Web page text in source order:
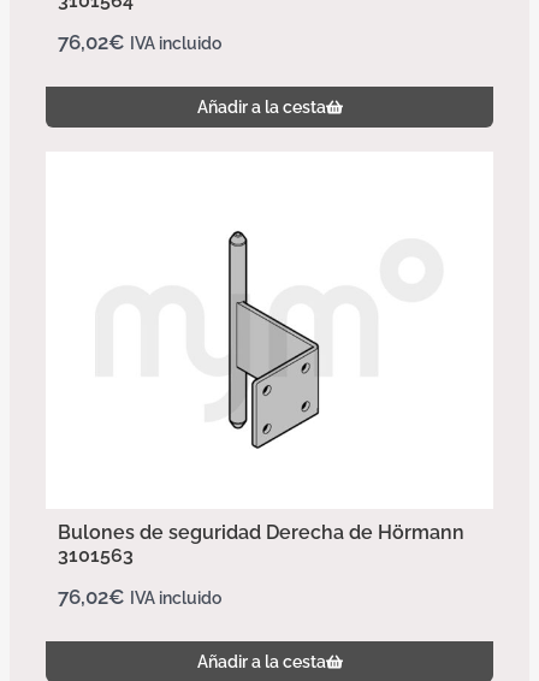
76,02€ IVA incluido
Añadir a la cesta
Bulones de seguridad Derecha de Hörmann
3101563
76,02€ IVA incluido
Añadir a la cesta